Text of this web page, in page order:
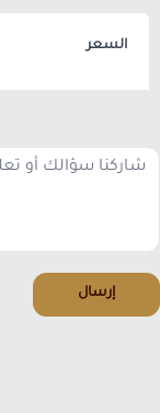
السعر
إرسال